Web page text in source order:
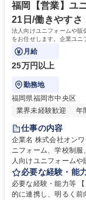
設計職をご担当頂き
可能です。 学歴・資格 学歴：大学院 大学 高専 短大 専修学校 高校 語学
力： 資格：
福岡【営業】ユ
21日/働きやすさ
法人向けユニフォームや販
をお任せします。企業ユニ
す。
月給
25万円以上
勤務地
福岡県福岡市中央区
業界未経験歓迎
年
仕事の内容
企業名 株式会社オンワードコー
ニフォーム、学校制服、病
人向けユニフォーム
いて、営業職をお任せ
提案営業に従事いただきます。 【具体的な業務内容
に係る業務（顧客から
必要な経験・能
必要な経験・能力等
的に連携し、明るく前向きに業